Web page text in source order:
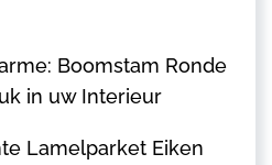
Boomstam Ronde
in uw Interieur
Lamelparket Eiken